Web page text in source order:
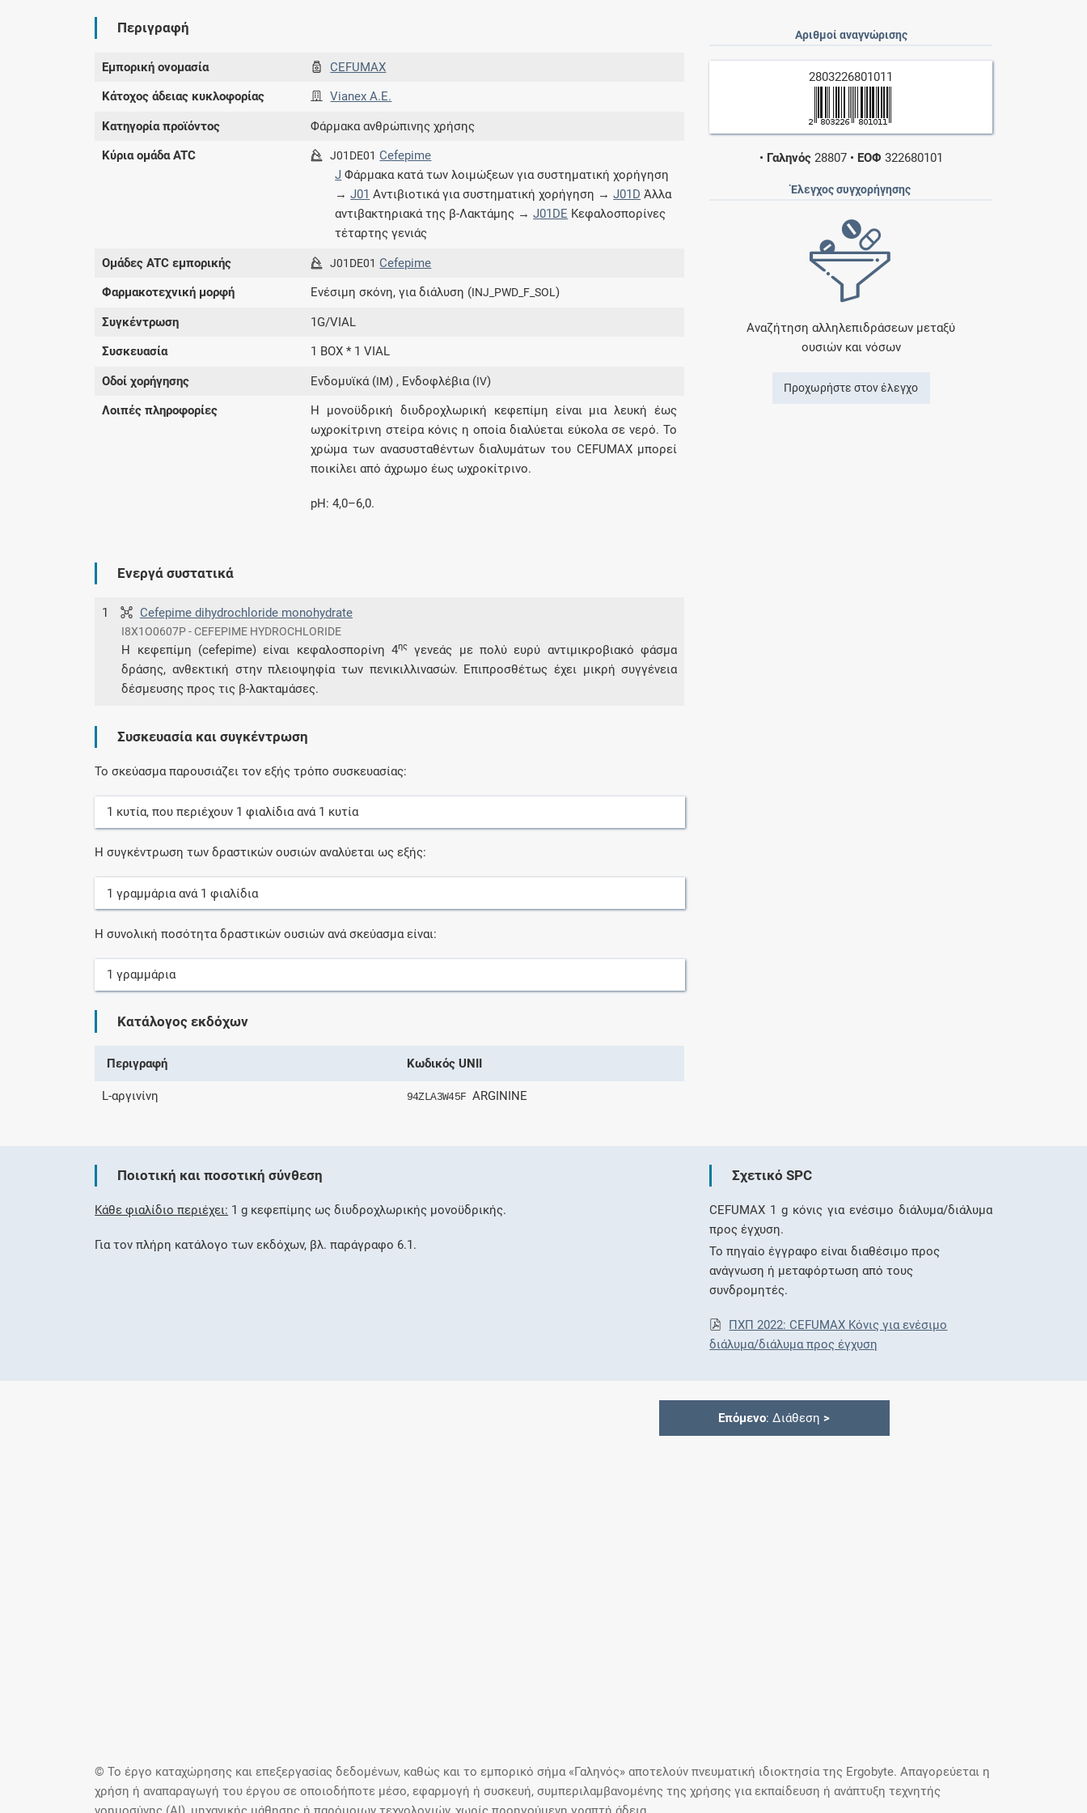
επιπλέον παροχές των συνδρομητικών
Ενδείξεις και αγωγές
Βρείτε θεραπευτικές ενδείξεις και αγωγές για
νόσους, συμπτώματα και ιατρικές πράξεις
Μοιραζόμαστε μαζί σας γεγονότα της
σήμερα
Περιγραφή
Εμπορική ονομασία CEFUMAX
Κάτοχος άδειας κυκλοφορίας Vianex A.E.
Κατηγορία προϊόντος Φάρμακα ανθρώπινης χρήσης
Κύρια ομάδα ATC J01DE01 Cefepime
J Φάρμακα κατά των λοιμώξεων για συστηματική χορήγηση
→J01 Αντιβιοτικά για συστηματική χορήγηση →J01D Άλλα
αντιβακτηριακά της β-Λακτάμης →J01DE Κεφαλοσπορίνες
τέταρτης γενιάς
Ομάδες ATC εμπορικής J01DE01 Cefepime
Φαρμακοτεχνική μορφή Ενέσιμη σκόνη, για διάλυση (INJ_PWD_F_SOL)
Συγκέντρωση 1G/VIAL
Συσκευασία 1 BOX * 1 VIAL
Οδοί χορήγησης Ενδομυϊκά (IM) , Ενδοφλέβια (IV)
Λοιπές πληροφορίες
Η μονοϋδρική διυδροχλωρική κεφεπίμη είναι μια λευκή έως
ωχροκίτρινη στείρα κόνις η οποία διαλύεται εύκολα σε νερό. Το
χρώμα των ανασυσταθέντων διαλυμάτων του CEFUMAX μπορεί
ποικίλει από άχρωμο έως ωχροκίτρινο.
pH: 4,0–6,0.
Αριθμοί αναγνώρισης
2803226801011
• Γαληνός28807 • ΕΟΦ 322680101
Έλεγχος συγχορήγησης
Αναζήτηση αλληλεπιδράσεων μεταξύ
ουσιών και νόσων
Προχωρήστε στον έλεγχο
Ενεργά συστατικά
1 Cefepime dihydrochloride monohydrate
I8X1O0607P - CEFEPIME HYDROCHLORIDE
Η κεφεπίμη (cefepime) είναι κεφαλοσπορίνη 4ης
γενεάς με πολύ ευρύ αντιμικροβιακό φάσμα
δράσης, ανθεκτική στην πλειοψηφία των πενικιλλινασών. Επιπροσθέτως έχει μικρή συγγένεια
δέσμευσης προς τις β-λακταμάσες.
Συσκευασία και συγκέντρωση
Το σκεύασμα παρουσιάζει τον εξής τρόπο συσκευασίας:
1 κυτία, που περιέχουν 1 φιαλίδιαανά 1 κυτία
Η συγκέντρωση των δραστικών ουσιών αναλύεται ως εξής:
1 γραμμάριαανά 1 φιαλίδια
Η συνολική ποσότητα δραστικών ουσιών ανά σκεύασμα είναι:
1 γραμμάρια
Κατάλογος εκδόχων
Περιγραφή Κωδικός UNII
L-αργινίνη 94ZLA3W45F ARGININE
Ποιοτική και ποσοτική σύνθεση
Κάθε φιαλίδιο περιέχει: 1 g κεφεπίμης ως διυδροχλωρικής μονοϋδρικής.
Για τον πλήρη κατάλογο των εκδόχων, βλ. παράγραφο 6.1.
Σχετικό SPC
CEFUMAX 1 g κόνις για ενέσιμο διάλυμα/διάλυμα
προς έγχυση.
Το πηγαίο έγγραφο είναι διαθέσιμο προς
ανάγνωση ή μεταφόρτωση από τους
συνδρομητές.
ΠΧΠ 2022: CEFUMAX Κόνις για ενέσιμο
διάλυμα/διάλυμα προς έγχυση
Επόμενο: Διάθεση >
© Το έργο καταχώρησης και επεξεργασίας δεδομένων, καθώς και το εμπορικό σήμα «Γαληνός» αποτελούν πνευματική ιδιοκτησία της Ergobyte. Απαγορεύεται η
χρήση ή αναπαραγωγή του έργου σε οποιοδήποτε μέσο, εφαρμογή ή συσκευή, συμπεριλαμβανομένης της χρήσης για εκπαίδευση ή ανάπτυξη τεχνητής